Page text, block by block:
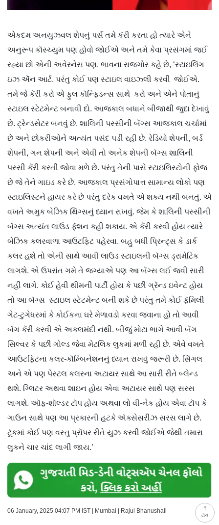
ટોચ
એકદમ અનયુઝવલ શેપનું પર્સ તમે કૅરી કરતા હો ત્યારે એને
અનુરૂપ કૉસ્ચ્યુમ પણ હોવો જોઈએ અને તમે કેવા પ્રસંગમાં જઈ
રહ્યા છો એની અવેરનેસ પણ. ભાવના રાજગોર કહે છે, ‘સ્ટાઇલિંગ
ઇઝ ઍૅન આર્ટ. પરંતુ કોઈ પણ સ્ટાઇલ વાઇઝ્લી કરવી જોઈએ.
તમે જે કૅરી કરો એ ફુલ કૉન્ફિડન્સ સાથે કરો અને એને પોતાનું
સ્ટાઇલ સ્ટેટમેન્ટ બનાવી દો. આજકાલ બધાને બીજાથી જુદા દેખાવું
છે. ટ્રેન્ડસેટર બનવું છે. શાલિની પસ્સીની બૅગ્સ આજકાલ ચર્ચામાં
છે અને છોકરીઓને અત્યંત પસંદ પડી રહી છે. રેડિયો શેપની, બર્ડ
શેપની, ગન શેપની અને એવી તો અનેક શેપની બૅગ્સ શાલિની
પસ્સી કૅરી કરતી જોવા મળે છે. પરંતુ તેની પાસે સ્ટાઇલિસ્ટોની ફોજ
છે જે તેને ગાઇડ કરે છે. આજકાલ પ્રસંગોપાત્ત સામાન્ય લોકો પણ
સ્ટાઇલિસ્ટને હાયર કરે છે પરંતુ દરેક વખતે એ શક્ય નથી બનતું. એ
વખતે અમુક બેઝિક થિંગ્સનું ધ્યાન રાખવું. જેમ કે શાલિની પસ્સીની
બૅગ્સ અત્યંત લાઉડ ફૅશન કહી શકાય. એ કૅરી કરવી હોય ત્યારે
બેઝિક કલરવાળા આઉટફિટ પહેરવા. બહુ બધી પ્રિન્ટ્સ કે ડાર્ક
કલર હશે તો એની સાથે આવી લાઉડ સ્ટાઇલની બૅગ્સ ડ્રામેટિક
લાગશે. એ ઉપરાંત ગમે તે જગ્યાએ પણ આ બૅગ્સ લઈ જવી સારી
નહીં લાગે. કોઈ હેવી થીમની પાર્ટી હોય કે પછી ગ્રૅન્ડ ઇવેન્ટ હોય
તો આ બૅગ્સ સ્ટાઇલ સ્ટેટમેન્ટ બની શકે છે પરંતુ તમે કોઈ ફૅમિલી
ગેટ-ટુગેધરમાં કે કોઈકના ઘરે મેળાવડો કરવા જવાના હો તો આવી
બૅગ કૅરી કરવી એ અકલમંદી નથી. બીજું મોટા ભાગે આવી બૅગ
સિલ્વર કે પછી ગોલ્ડ જેવા મેટલિક લુકમાં મળી રહી છે. એવે વખતે
આઉટફિટના કલર-કૉમ્બિનેશનનું ધ્યાન રાખવું જરૂરી છે. સિંગલ
અને એ પણ પેસ્ટલ કલરના અટાયર સાથે આ સારી રીતે બ્લેન્ડ
થશે. ગ્લિટર અથવા શાઇન હોય એવા અટાયર સાથે પણ સરસ
લાગશે. ઑફ-શૉલ્ડર ટૉપ હોય અથવા લો વી-નેક હોય એવા ટૉપ કે
ગાઉન સાથે પણ આ પ્રકારની હટકે ઍક્સેસરીઝ સરસ લાગે છે.
ટૂંકમાં કોઈ પણ વસ્તુ પ્રૉપર રીતે યુઝ કરવી જોઈએ જેથી તમારા
લુકને ચાર ચાંદ લાગી જાય.’
06 January, 2025 04:07 PM IST | Mumbai | Rajul Bhanushali